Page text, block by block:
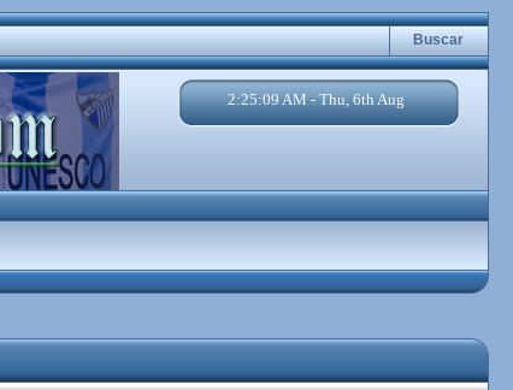
Buscar
2:25:09 AM - Thu, 6th Aug